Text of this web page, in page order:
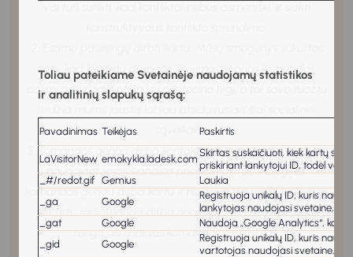
Toliau pateikiame Svetainėje naudojamų statistikos
ir analitinių slapukų sąrašą:
Pavadinimas Teikėjas Paskirtis
LaVisitorNew emokykla.ladesk.com
Skirtas suskaičiuoti, kiek kartų
priskiriant lankytojui ID, todėl
_#/redot.gif Gemius
Laukia
_ga
Google
Registruoja unikalų ID, kuris
lankytojas naudojasi svetaine,
_gat
Google
Naudoja „Google Analytics“, kad
_gid
Google
Registruoja unikalų ID, kuris
vartotojas naudojasi svetaine,
taip, kad klestėtų grupėse. Buvimas stiprios komandos
dalimi gali padidinti mūsų oksitocino lygį, o tai savo ruožtu
3. Komandos geriau dirba kontaktiškai, o ne nuotoliu. Net ir
naudojant visas šiandien prieinamas technologijas,
komandos geriau dirba kartu ir nuveikia daugiau, kai nariai
yra arti. Jei komanda dirba nuotoliu, ji turėtų periodiškai
rengti asmeninius komandos susitikimus.